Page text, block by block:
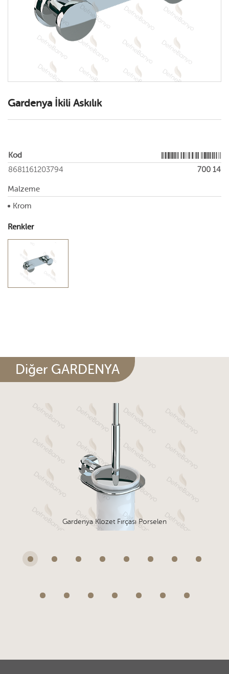
Gardenya İkili Askılık
Kod
8681161203794
700 14
Malzeme
Krom
Renkler
Diğer GARDENYA
Gardenya Klozet Fırçası Porselen